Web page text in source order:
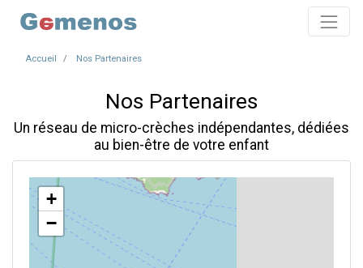
Accueil Nos Partenaires
Nos Partenaires
Un réseau de micro-crèches indépendantes, dédiées
au bien-être de votre enfant
+
−